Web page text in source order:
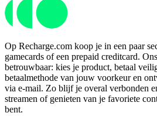
Op Recharge.com koop je in een paar
gamecards of een prepaid creditcard.
betrouwbaar: kies je product, betaal
betaalmethode van jouw voorkeur en
via e-mail. Zo blijf je overal verbonden
streamen of genieten van je favoriete
bent.